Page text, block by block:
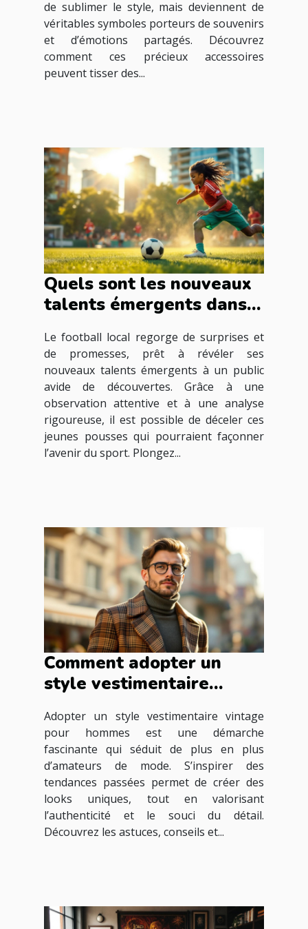
de sublimer le style, mais deviennent de
véritables symboles porteurs de souvenirs
et d’émotions partagés. Découvrez
comment ces précieux accessoires
peuvent tisser des...
Quels sont les nouveaux
talents émergents dans
Le football local regorge de surprises et
de promesses, prêt à révéler ses
nouveaux talents émergents à un public
avide de découvertes. Grâce à une
observation attentive et à une analyse
rigoureuse, il est possible de déceler ces
jeunes pousses qui pourraient façonner
l’avenir du sport. Plongez...
Comment adopter un
style vestimentaire
Adopter un style vestimentaire vintage
pour hommes est une démarche
fascinante qui séduit de plus en plus
d’amateurs de mode. S’inspirer des
tendances passées permet de créer des
looks uniques, tout en valorisant
l’authenticité et le souci du détail.
Découvrez les astuces, conseils et...